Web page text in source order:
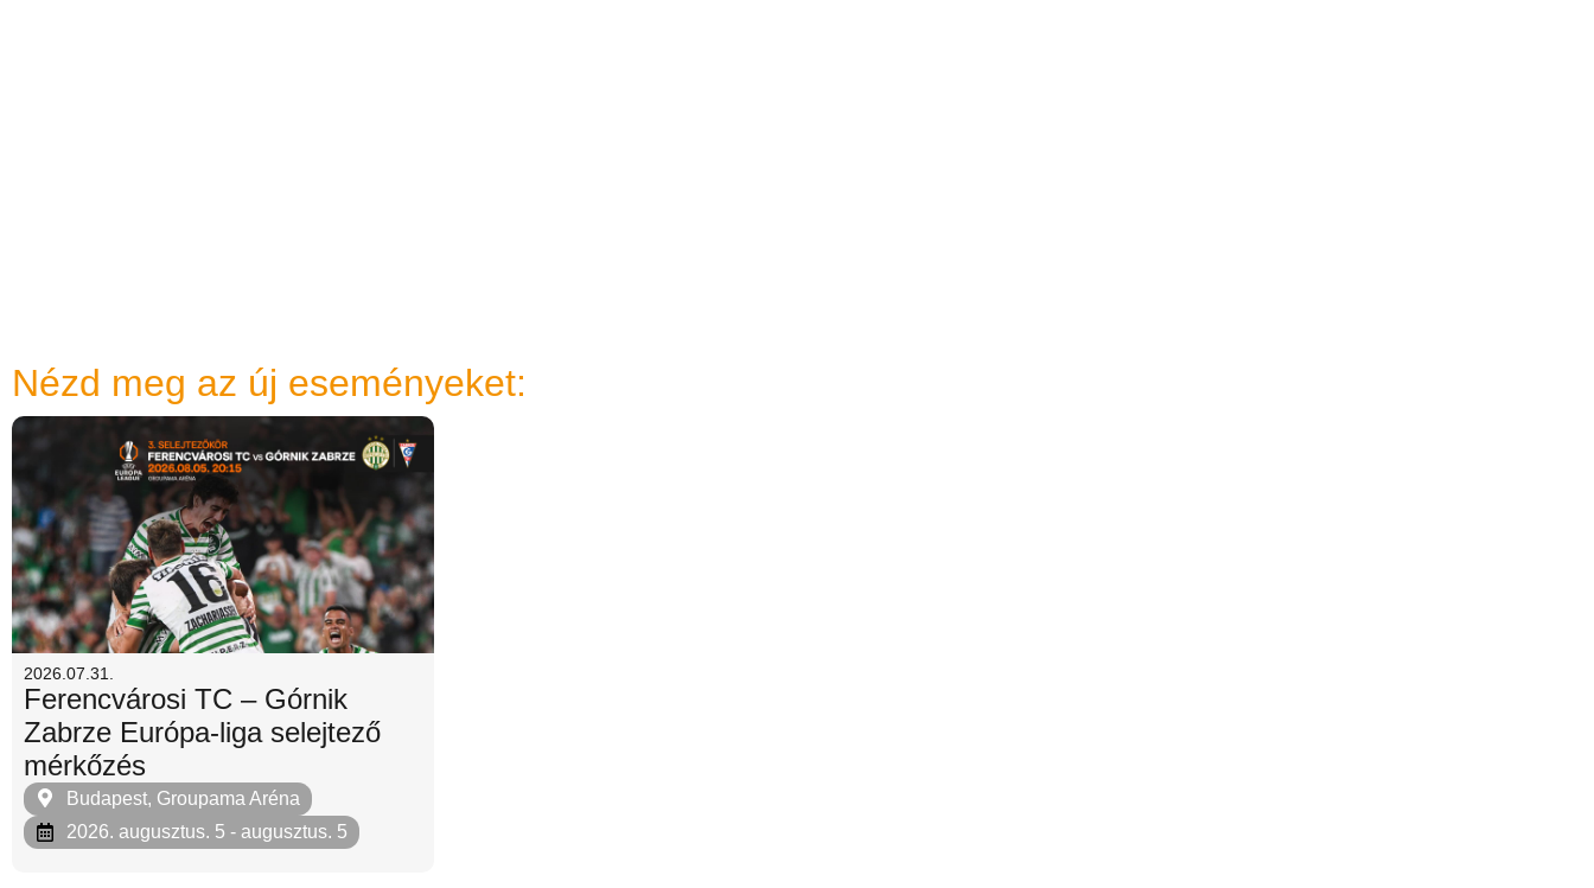
Nézd meg az új eseményeket:
2026.07.31.
Ferencvárosi TC – Górnik
Zabrze Európa-liga selejtező
mérkőzés
Budapest, Groupama Aréna
2026. augusztus. 5 - augusztus. 5